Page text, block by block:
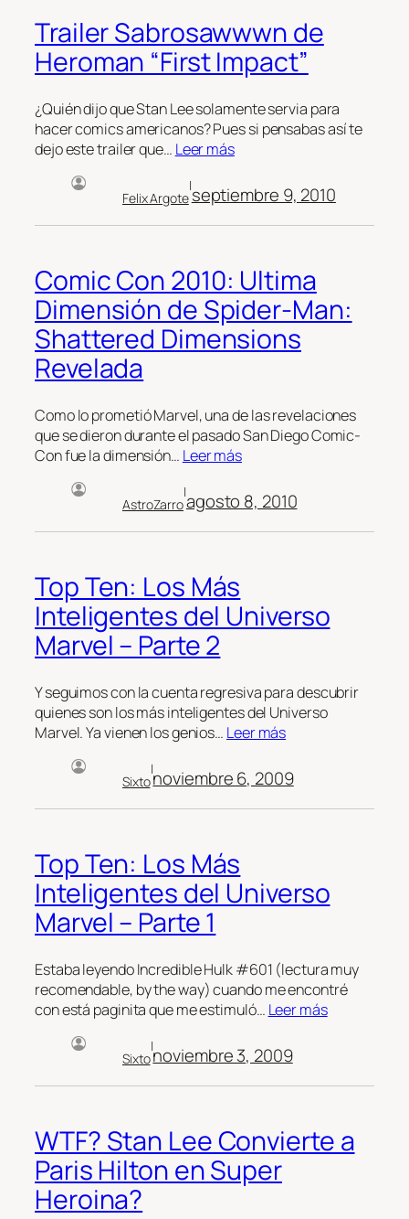
Trailer Sabrosawwwn de
Heroman “First Impact”
¿Quién dijo que Stan Lee solamente servia para
hacer comics americanos? Pues si pensabas así te
dejo este trailer que… Leer más
Felix Argote
|septiembre 9, 2010
Comic Con 2010: Ultima
Dimensión de Spider-Man:
Shattered Dimensions
Revelada
Como lo prometió Marvel, una de las revelaciones
que se dieron durante el pasado San Diego Comic-
Con fue la dimensión… Leer más
AstroZarro
|agosto 8, 2010
Top Ten: Los Más
Inteligentes del Universo
Marvel – Parte 2
Y seguimos con la cuenta regresiva para descubrir
quienes son los más inteligentes del Universo
Marvel. Ya vienen los genios… Leer más
Sixto
|noviembre 6, 2009
Top Ten: Los Más
Inteligentes del Universo
Marvel – Parte 1
Estaba leyendo Incredible Hulk #601 (lectura muy
recomendable, by the way) cuando me encontré
con está paginita que me estimuló… Leer más
Sixto
|noviembre 3, 2009
WTF? Stan Lee Convierte a
Paris Hilton en Super
Heroina?